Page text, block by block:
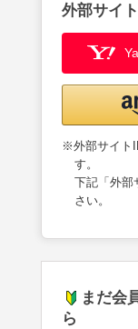
外部サイ
※外部サイト
す。
下記「外部
さい。
まだ会
ら